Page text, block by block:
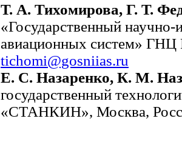
Т. А. Тихомирова, Г. Т.
«Государственный научно-
авиационных систем»
tichomi@gosniias.ru
Е. С. Назаренко, К. М.
государственный
«СТАНКИН», Москва,